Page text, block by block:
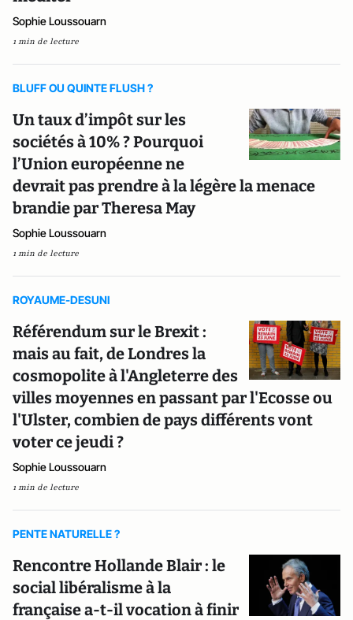
Sophie Loussouarn
1 min de lecture
BLUFF OU QUINTE FLUSH ?
Un taux d’impôt sur les
sociétés à 10% ? Pourquoi
l’Union européenne ne
devrait pas prendre à la légère la menace
brandie par Theresa May
Sophie Loussouarn
1 min de lecture
ROYAUME-DESUNI
Référendum sur le Brexit :
mais au fait, de Londres la
cosmopolite à l'Angleterre des
villes moyennes en passant par l'Ecosse ou
l'Ulster, combien de pays différents vont
voter ce jeudi ?
Sophie Loussouarn
1 min de lecture
PENTE NATURELLE ?
Rencontre Hollande Blair : le
social libéralisme à la
française a-t-il vocation à finir